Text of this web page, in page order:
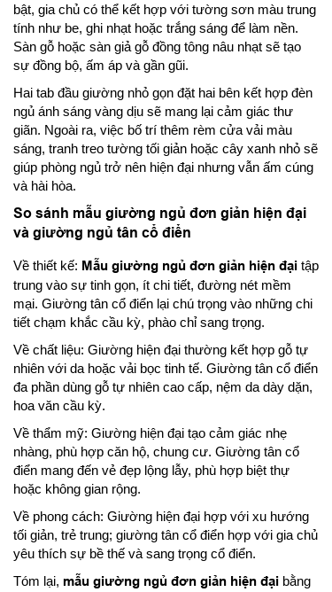
bật, gia chủ có thể kết hợp với tường sơn màu trung
tính như be, ghi nhạt hoặc trắng sáng để làm nền.
Sàn gỗ hoặc sàn giả gỗ đồng tông nâu nhạt sẽ tạo
sự đồng bộ, ấm áp và gần gũi.
Hai tab đầu giường nhỏ gọn đặt hai bên kết hợp đèn
ngủ ánh sáng vàng dịu sẽ mang lại cảm giác thư
giãn. Ngoài ra, việc bố trí thêm rèm cửa vải màu
sáng, tranh treo tường tối giản hoặc cây xanh nhỏ sẽ
giúp phòng ngủ trở nên hiện đại nhưng vẫn ấm cúng
và hài hòa.
So sánh mẫu giường ngủ đơn giản hiện đại
và giường ngủ tân cổ điển
Về thiết kế: Mẫu giường ngủ đơn giản hiện đại tập
trung vào sự tinh gọn, ít chi tiết, đường nét mềm
mại. Giường tân cổ điển lại chú trọng vào những chi
tiết chạm khắc cầu kỳ, phào chỉ sang trọng.
Về chất liệu: Giường hiện đại thường kết hợp gỗ tự
nhiên với da hoặc vải bọc tinh tế. Giường tân cổ điển
đa phần dùng gỗ tự nhiên cao cấp, nệm da dày dặn,
hoa văn cầu kỳ.
Về thẩm mỹ: Giường hiện đại tạo cảm giác nhẹ
nhàng, phù hợp căn hộ, chung cư. Giường tân cổ
điển mang đến vẻ đẹp lộng lẫy, phù hợp biệt thự
hoặc không gian rộng.
Về phong cách: Giường hiện đại hợp với xu hướng
tối giản, trẻ trung; giường tân cổ điển hợp với gia chủ
yêu thích sự bề thế và sang trọng cổ điển.
Tóm lại, mẫu giường ngủ đơn giản hiện đại bằng